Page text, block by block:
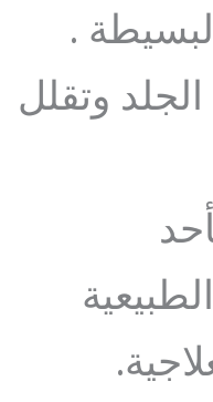
.
وتقلل